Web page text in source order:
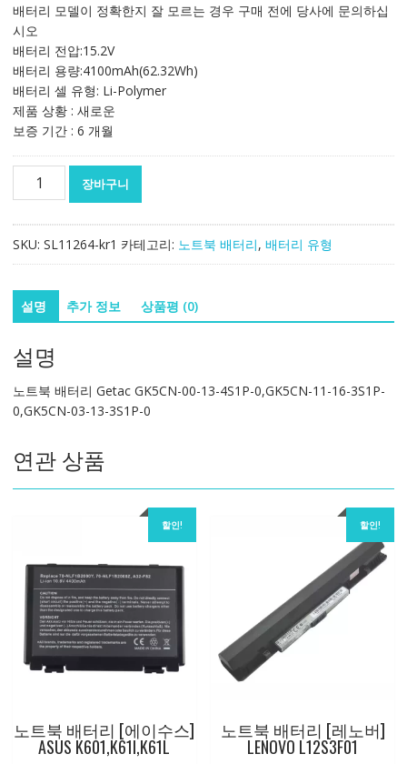
격:
격:
배터리 모델이 정확한지 잘 모르는 경우 구매 전에 당사에 문의하십
시오
배터리 전압:15.2V
배터리 용량:4100mAh(62.32Wh)
배터리 셀 유형: Li-Polymer
제품 상황 : 새로운
보증 기간 : 6 개월
터
Getac
GK5CN-
13-
4S1P-
0,GK5CN-
11-
3S1P-
0,GK5CN-
03-
장바구니
SKU: SL11264-kr1 카테고리: 노트북 배터리, 배터리 유형
설명 추가 정보 상품평 (0)
설명
노트북 배터리 Getac GK5CN-00-13-4S1P-0,GK5CN-11-16-3S1P-
0,GK5CN-03-13-3S1P-0
연관 상품
할인!
노트북 배터리 [에이수스]
ASUS K601,K61I,K61L
할인!
노트북 배터리 [레노버]
LENOVO L12S3F01